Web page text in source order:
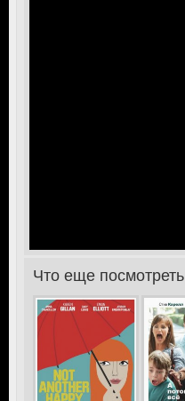
>Что еще посмотреть